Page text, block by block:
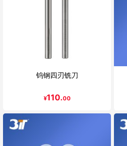
钨钢四刃铣刀
¥110.00